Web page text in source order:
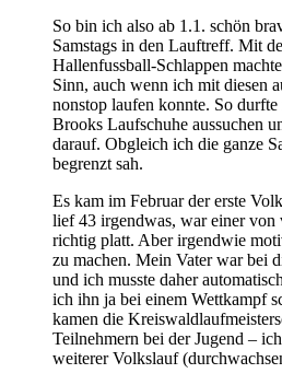
So bin ich also ab 1.1. schön
Samstags in den Lauftreff. Mit
Hallenfussball-Schlappen
Sinn, auch wenn ich mit diesen
nonstop laufen konnte. So
Brooks Laufschuhe aussuchen
darauf. Obgleich ich die ganze
begrenzt sah.
Es kam im Februar der erste
lief 43 irgendwas, war einer von
richtig platt. Aber irgendwie
zu machen. Mein Vater war bei
und ich musste daher
ich ihn ja bei einem Wettkampf
kamen die
Teilnehmern bei der Jugend –
weiterer Volkslauf